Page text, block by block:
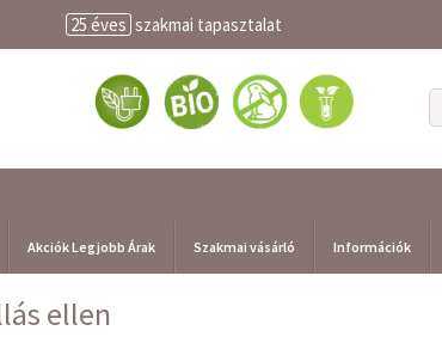
25 éves szakmai tapasztalat
Akciók Legjobb Árak Szakmai vásárló Információk
ellen